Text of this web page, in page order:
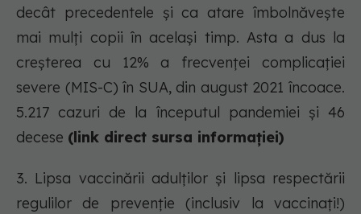
decât precedentele și ca atare îmbolnăvește
mai mulți copii în același timp. Asta a dus la
creșterea cu 12% a frecvenței complicației
severe (MIS-C) în SUA, din august 2021 încoace.
5.217 cazuri de la începutul pandemiei și 46
decese (link direct sursa informației)
3. Lipsa vaccinării adulților și lipsa respectării
regulilor de prevenție (inclusiv la vaccinați!)